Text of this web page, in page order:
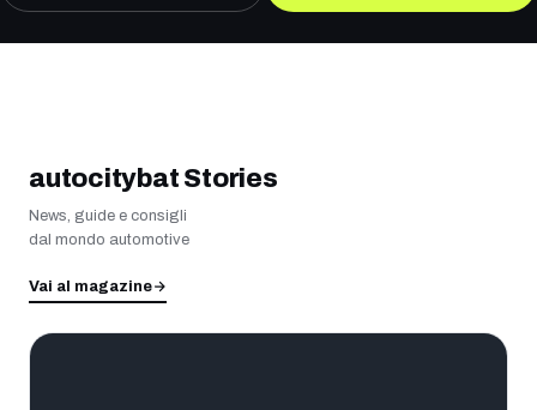
autocitybat Stories
News, guide e consigli
dal mondo automotive
Vai al magazine